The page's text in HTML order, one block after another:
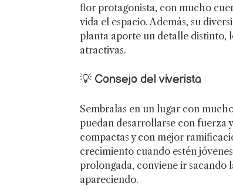
flor protagonista, con mucho
vida el espacio. Además, su
planta aporte un detalle distinto,
atractivas.
💡 Consejo del viverista
Sembralas en un lugar con
puedan desarrollarse con fuerza
compactas y con mejor
crecimiento cuando estén
prolongada, conviene ir sacando
apareciendo.